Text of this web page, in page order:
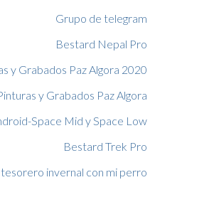
Grupo de telegram
Bestard Nepal Pro
y Grabados Paz Algora 2020
y Grabados Paz Algora
Space Mid y Space Low
Bestard Trek Pro
tesorero invernal con mi perro